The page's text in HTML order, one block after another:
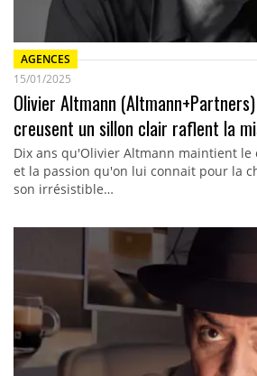
AGENCES
15/01/2025
Olivier Altmann
creusent un sillon clair raflent la
Dix ans qu'Olivier Altmann maintient le
et la passion qu'on lui connait pour la
son irrésistible…